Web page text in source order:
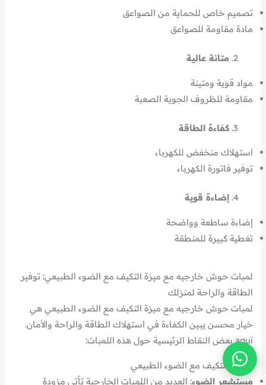
تصميم خاص للحماية من الصواعق
مادة مقاومة للصواعق
متانة عالية
مواد قوية ومتينة
مقاومة للظروف الجوية الصعبة
كفاءة الطاقة
استهلاك منخفض للكهرباء
توفير فاتورة الكهرباء
إضاءة قوية
إضاءة ساطعة وواضحة
تغطية كبيرة للمنطقة
لمبات حوش خارجيه مع ميزة التكيف مع الضوء الطبيعي: توفير
الطاقة والراحة لمنزلك
لمبات حوش خارجيه مع ميزة التكيف مع الضوء الطبيعي هي
خيار محسن يبين الكفاءة في استهلاك الطاقة والراحة والأمان.
aquí بعض النقاط الرئيسية حول هذه اللمبات:
ميزات التكيف مع الضوء الطبيعي
مستشعر الضوء: العديد من اللمبات الخارجية تأتي مزودة